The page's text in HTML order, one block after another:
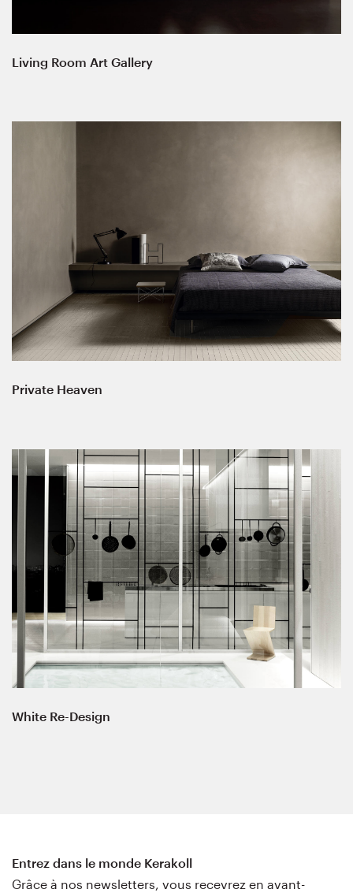
Living Room Art Gallery
Private Heaven
White Re-Design
Entrez dans le monde Kerakoll
Grâce à nos newsletters, vous recevrez en avant-